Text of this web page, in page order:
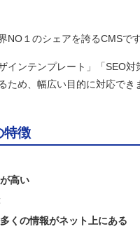
NO１のシェアを誇るCMSです
インテンプレート」「SEO対
ため、幅広い目的に対応でき
徴
高い
くの情報がネット上にある